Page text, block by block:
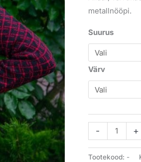
metallnööpi.
Suurus
Värv
- +
Tootekood: -